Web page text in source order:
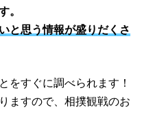
。
と思う情報が盛りだくさ
をすぐに調べられます！
ますので、相撲観戦のお